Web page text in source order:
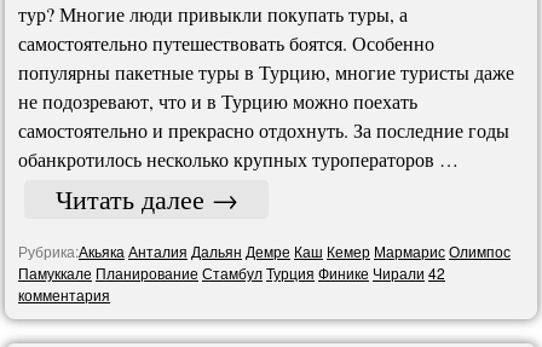
тур? Многие люди привыкли покупать туры, а
самостоятельно путешествовать боятся. Особенно
популярны пакетные туры в Турцию, многие туристы даже
не подозревают, что и в Турцию можно поехать
самостоятельно и прекрасно отдохнуть. За последние годы
обанкротилось несколько крупных туроператоров …
Читать далее →
Рубрика:Акьяка Анталия Дальян Демре Каш Кемер МармарисОлимпос
Памуккале Планирование СтамбулТурция Финике Чирали 42
комментария